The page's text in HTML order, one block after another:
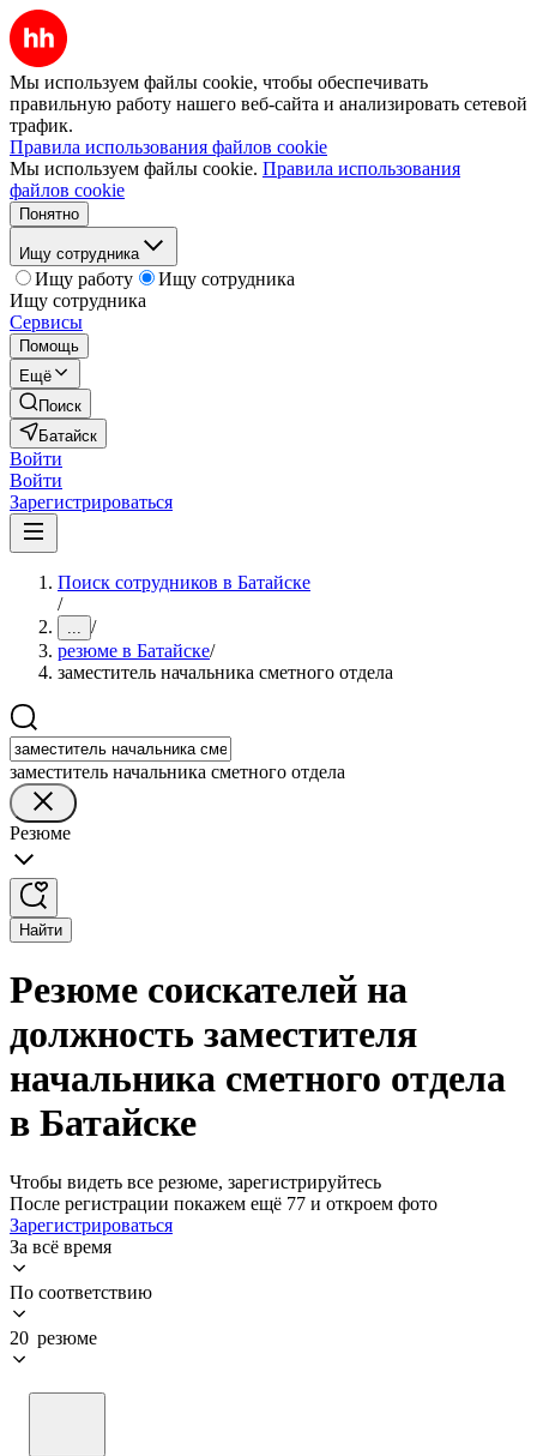
Мы используем файлы cookie, чтобы обеспечивать
правильную работу нашего веб-сайта и анализировать сетевой
трафик.
Правила использования файлов cookie
Мы используем файлы cookie. Правила использования
файлов cookie
Понятно
Ищу сотрудника
Ищу работу
Ищу сотрудника
Ищу сотрудника
Сервисы
Помощь
Ещё
Поиск
Батайск
Войти
Войти
Зарегистрироваться
Поиск сотрудников в Батайске
/
... /
резюме в Батайске/
заместитель начальника сметного отдела
заместитель начальника сметного отдела
Резюме
Найти
Резюме соискателей на
должность заместителя
начальника сметного отдела
в Батайске
Чтобы видеть все резюме, зарегистрируйтесь
После регистрации покажем ещё 77 и откроем фото
Зарегистрироваться
За всё время
По соответствию
20 резюме